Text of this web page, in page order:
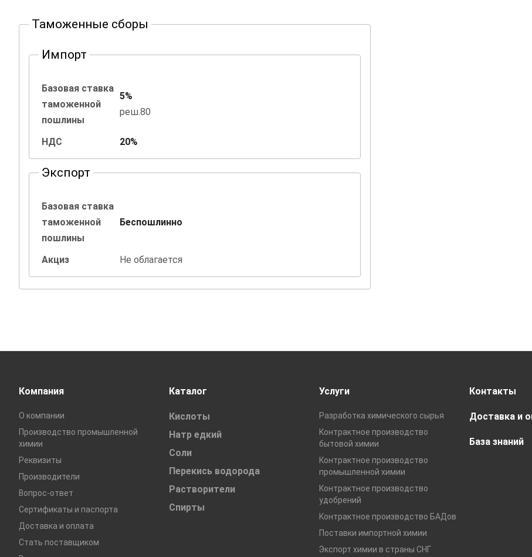
Таможенные сборы
Импорт
Базовая ставка
таможенной
пошлины
5%
реш.80
НДС 20%
Экспорт
Базовая ставка
таможенной
пошлины
Беспошлинно
Акциз Не облагается
Компания
О компании
Производство промышленной
химии
Реквизиты
Производители
Вопрос-ответ
Сертификаты и паспорта
Доставка и оплата
Стать поставщиком
Каталог
Кислоты
Натр едкий
Соли
Перекись водорода
Растворители
Спирты
Услуги
Разработка химического сырья
Контрактное производство
бытовой химии
Контрактное производство
промышленной химии
Контрактное производство
удобрений
Контрактное производство БАДов
Поставки импортной химии
Экспорт химии в страны СНГ
Контакты
Доставка и
База знаний